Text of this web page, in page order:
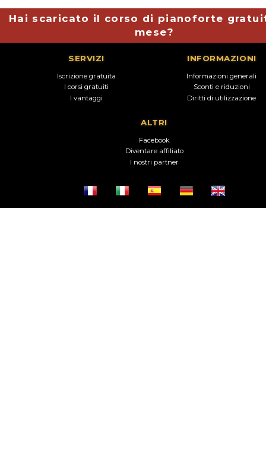
Hai scaricato il corso di pianoforte
mese?
SERVIZI
Iscrizione gratuita
I corsi gratuiti
I vantaggi
INFORMAZIONI
Informazioni generali
Sconti e riduzioni
Diritti di utilizzazione
ALTRI
Facebook
Diventare affiliato
I nostri partner